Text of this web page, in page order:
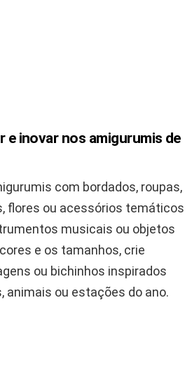
e inovar nos amigurumis de
com bordados, roupas,
flores ou acessórios temáticos
musicais ou objetos
e os tamanhos, crie
ou bichinhos inspirados
animais ou estações do ano.